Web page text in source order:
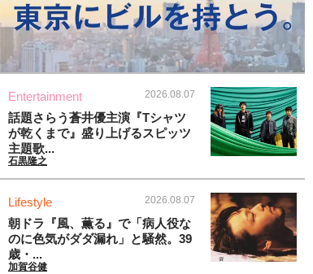
Entertainment 2026.08.07
話題さらう蒼井優主演『Tシャツ
が乾くまで』盛り上げるスピッツ
主題歌...
石黒隆之
Lifestyle 2026.08.07
朝ドラ『風、薫る』で「病人役な
のに色気がダダ漏れ」と騒然。39
歳・...
加賀谷健